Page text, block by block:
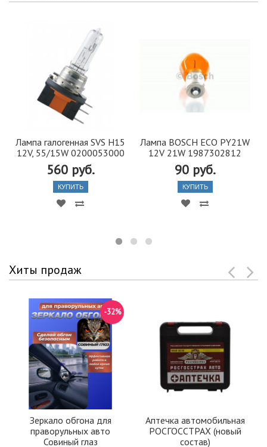
Лампа галогенная SVS H15
12V, 55/15W 0200053000
560 руб.
КУПИТЬ
Лампа BOSCH ECO PY21W
12V 21W 1987302812
90 руб.
КУПИТЬ
Хиты продаж
Зеркало обгона для
праворульных авто
Совиный глаз
-32%
Аптечка автомобильная
РОСГОССТРАХ (новый
состав)